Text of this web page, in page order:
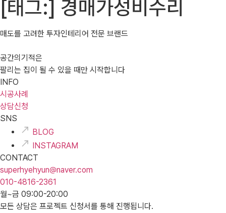
[태그:] 경매가성비수리
매도를 고려한 투자인테리어 전문 브랜드
공간의기적은
팔리는 집이 될 수 있을 때만 시작합니다
INFO
시공사례
상담신청
SNS
BLOG
INSTAGRAM
CONTACT
superhyehyun@naver.com
010-4816-2361
월~금 09:00-20:00
모든 상담은 프로젝트 신청서를 통해 진행됩니다.